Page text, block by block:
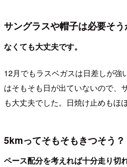
サングラスや帽子は必要そう
なくても大丈夫です。
12月でもラスベガスは日差しが強
はそもそも日が出ていないので、
も大丈夫でした。日焼け止めもほ
5kmってそもそもきつそう？
ペース配分を考えれば十分走り切